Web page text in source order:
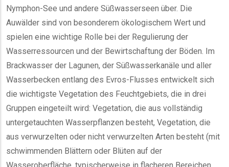
Nymphon-See und andere Süßwasserseen über. Die
Auwälder sind von besonderem ökologischem Wert und
spielen eine wichtige Rolle bei der Regulierung der
Wasserressourcen und der Bewirtschaftung der Böden. Im
Brackwasser der Lagunen, der Süßwasserkanäle und aller
Wasserbecken entlang des Evros-Flusses entwickelt sich
die wichtigste Vegetation des Feuchtgebiets, die in drei
Gruppen eingeteilt wird: Vegetation, die aus vollständig
untergetauchten Wasserpflanzen besteht, Vegetation, die
aus verwurzelten oder nicht verwurzelten Arten besteht (mit
schwimmenden Blättern oder Blüten auf der